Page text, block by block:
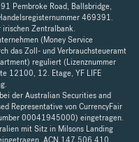
Pembroke Road, Ballsbridge,
469391.
Zentralbank.
(Money Service
das Zoll- und Verbrauchsteueramt
reguliert (Lizenznummer
12100, 12. Etage, YF LIFE
der Australian Securities and
Representative von CurrencyFair
00041945000) eingetragen.
mit Sitz in Milsons Landing
ACN 147 506 410,